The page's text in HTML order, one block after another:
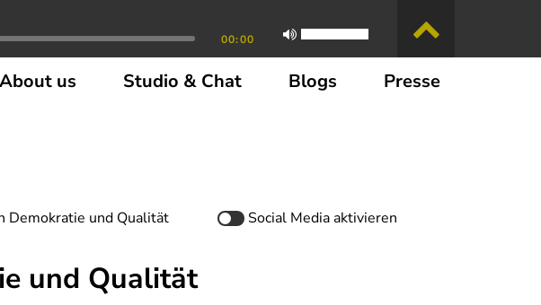
00:00
About us Studio & Chat Blogs Presse
Demokratie und Qualität Social Mediaaktivieren
und Qualität